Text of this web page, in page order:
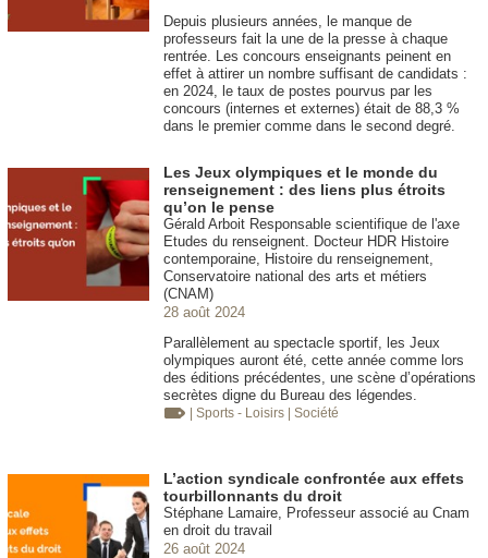
Depuis plusieurs années, le manque de
professeurs fait la une de la presse à chaque
rentrée. Les concours enseignants peinent en
effet à attirer un nombre suffisant de candidats :
en 2024, le taux de postes pourvus par les
concours (internes et externes) était de 88,3 %
dans le premier comme dans le second degré.
Les Jeux olympiques et le monde du
renseignement : des liens plus étroits
qu’on le pense
Gérald Arboit Responsable scientifique de l'axe
Etudes du renseignent. Docteur HDR Histoire
contemporaine, Histoire du renseignement,
Conservatoire national des arts et métiers
(CNAM)
28 août 2024
Parallèlement au spectacle sportif, les Jeux
olympiques auront été, cette année comme lors
des éditions précédentes, une scène d’opérations
secrètes digne du Bureau des légendes.
| Sports - Loisirs | Société
L’action syndicale confrontée aux effets
tourbillonnants du droit
Stéphane Lamaire, Professeur associé au Cnam
en droit du travail
26 août 2024